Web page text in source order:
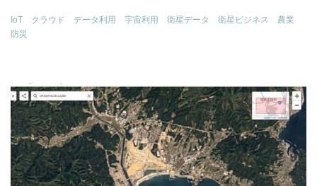
IoT クラウド データ利用 宇宙利用 衛星データ 衛星ビジネス
農業
防災